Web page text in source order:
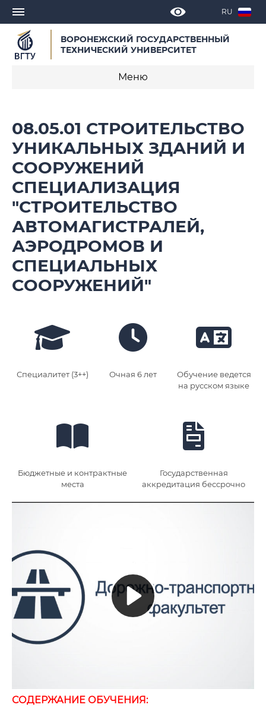
RU
ВОРОНЕЖСКИЙ ГОСУДАРСТВЕННЫЙ
ТЕХНИЧЕСКИЙ УНИВЕРСИТЕТ
Меню
Нормативное обеспечение
образовательной программы 2018
Нормативное обеспечение
образовательной программы 2021
Нормативное обеспечение
образовательной программы 2023
08.05.01 СТРОИТЕЛЬСТВО
УНИКАЛЬНЫХ ЗДАНИЙ И
СООРУЖЕНИЙ
СПЕЦИАЛИЗАЦИЯ
"СТРОИТЕЛЬСТВО
АВТОМАГИСТРАЛЕЙ,
АЭРОДРОМОВ И
СПЕЦИАЛЬНЫХ
СООРУЖЕНИЙ"
Специалитет (3++) Очная 6 лет
Обучение ведется
на русском языке
Бюджетные и контрактные
места
Государственная
аккредитация бессрочно
СОДЕРЖАНИЕ ОБУЧЕНИЯ: